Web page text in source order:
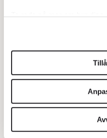
Ta reda på mer om hur dina
Du kan ändra eller dra
helst från cookie-
Vi använder
för sociala medier och
vidarebefordrar även
information från din enhet
annons- och analysföretag
minst det amerikanska,
förgyllt tillvaron för miljoner
tittare världen över.
Karaktärsdrivna långkörare
Under« och…